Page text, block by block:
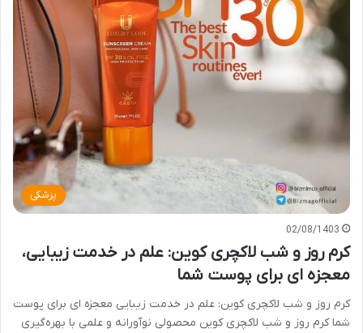
پزشکی
02/08/1403
کرم روز و شب لاکچری کوین: علم در خدمت زیبایی،
معجزه ای برای پوست شما
کرم روز و شب لاکچری کوین: علم در خدمت زیبایی معجزه ای برای پوست
شما کرم روز و شب لاکچری کوین محصولی نوآورانه و علمی با بهره‌گیری